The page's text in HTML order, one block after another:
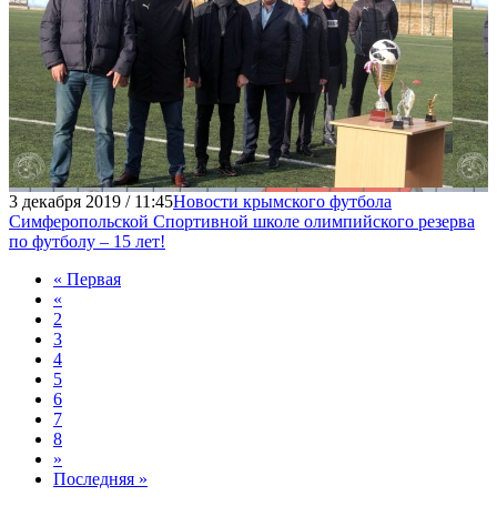
3 декабря 2019 / 11:45Новости крымского футбола
Симферопольской Спортивной школе олимпийского резерва
по футболу – 15 лет!
« Первая
«
2
3
4
5
6
7
8
»
Последняя »